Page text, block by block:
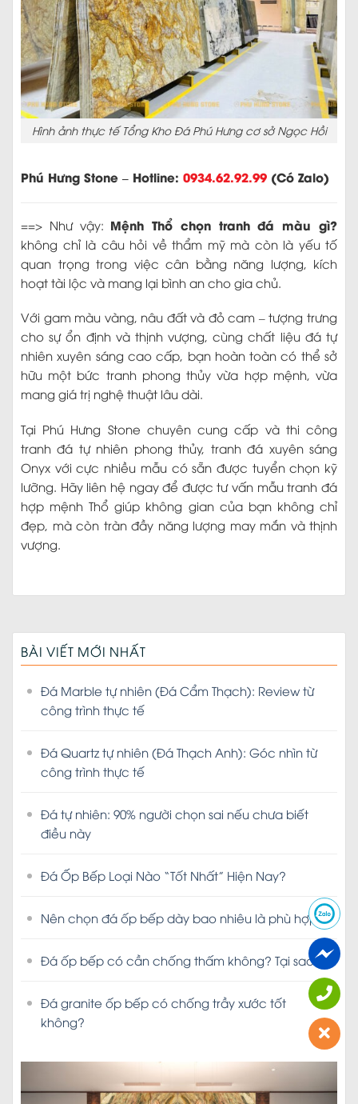
Hình ảnh thực tế Tổng Kho Đá Phú Hưng cơ sở Ngọc Hồi
Phú Hưng Stone – Hotline: 0934.62.92.99 (Có Zalo)
==> Như vậy: Mệnh Thổ chọn tranh đá màu gì?
không chỉ là câu hỏi về thẩm mỹ mà còn là yếu tố
quan trọng trong việc cân bằng năng lượng, kích
hoạt tài lộc và mang lại bình an cho gia chủ.
Với gam màu vàng, nâu đất và đỏ cam – tượng trưng
cho sự ổn định và thịnh vượng, cùng chất liệu đá tự
nhiên xuyên sáng cao cấp, bạn hoàn toàn có thể sở
hữu một bức tranh phong thủy vừa hợp mệnh, vừa
mang giá trị nghệ thuật lâu dài.
Tại Phú Hưng Stone chuyên cung cấp và thi công
tranh đá tự nhiên phong thủy, tranh đá xuyên sáng
Onyx với cực nhiều mẫu có sẵn được tuyển chọn kỹ
lưỡng. Hãy liên hệ ngay để được tư vấn mẫu tranh đá
hợp mệnh Thổ giúp không gian của bạn không chỉ
đẹp, mà còn tràn đầy năng lượng may mắn và thịnh
vượng.
BÀI VIẾT MỚI NHẤT
Đá Marble tự nhiên (Đá Cẩm Thạch): Review từ
công trình thực tế
Đá Quartz tự nhiên (Đá Thạch Anh): Góc nhìn từ
công trình thực tế
Đá tự nhiên: 90% người chọn sai nếu chưa biết
điều này
Đá Ốp Bếp Loại Nào “Tốt Nhất” Hiện Nay?
Nên chọn đá ốp bếp dày bao nhiêu là phù hợp?
Đá ốp bếp có cần chống thấm không? Tại sao?
Đá granite ốp bếp có chống trầy xước tốt
không?